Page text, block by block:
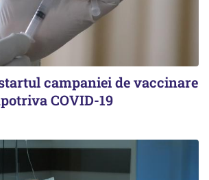
campaniei de vaccinare
COVID-19